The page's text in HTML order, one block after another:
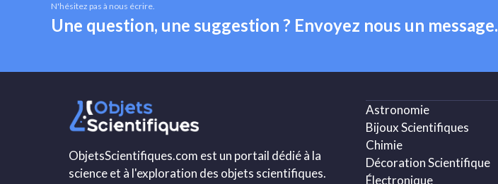
N'hésitez pas à nous écrire.
Une question, une suggestion ? Envoyez nous un message.
ObjetsScientifiques.com est un portail dédié à la
science et à l'exploration des objets scientifiques.
Astronomie
Bijoux Scientifiques
Chimie
Décoration Scientifique
Électronique